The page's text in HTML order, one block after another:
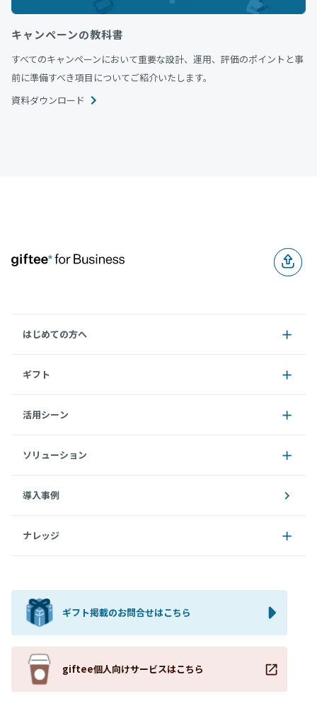
キャンペーンの教科書
すべてのキャンペーンにおいて重要な設計、運用、評価のポイントと事
前に準備すべき項目についてご紹介いたします。
資料ダウンロード
はじめての方へ
ギフト
活用シーン
ソリューション
導入事例
ナレッジ
ギフト掲載のお問合せはこちら
giftee個人向けサービスはこちら